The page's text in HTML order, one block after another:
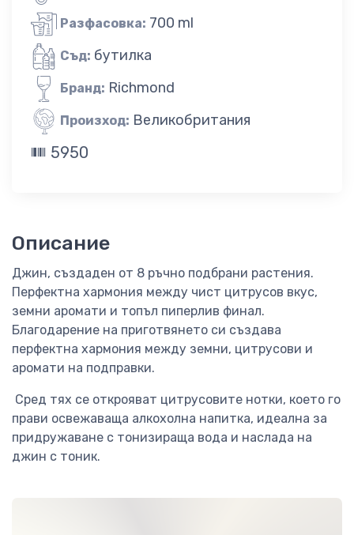
Разфасовка: 700 ml
Съд: бутилка
Бранд: Richmond
Произход: Великобритания
5950
Описание
Джин, създаден от 8 ръчно подбрани растения.
Перфектна хармония между чист цитрусов вкус,
земни аромати и топъл пиперлив финал.
Благодарение на приготвянето си създава
перфектна хармония между земни, цитрусови и
аромати на подправки.
Сред тях се открояват цитрусовите нотки, което го
прави освежаваща алкохолна напитка, идеална за
придружаване с тонизираща вода и наслада на
джин с тоник.